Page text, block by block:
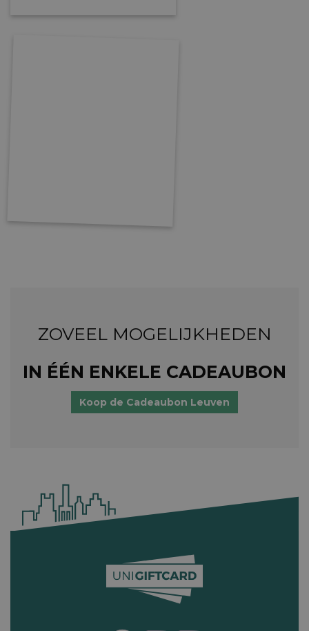
ZOVEEL MOGELIJKHEDEN
IN ÉÉN ENKELE CADEAUBON
Koop de Cadeaubon Leuven